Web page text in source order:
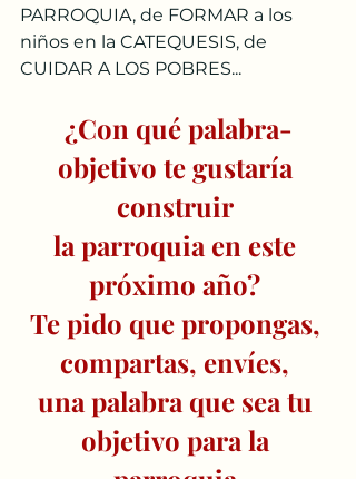
PARROQUIA, de FORMAR a los
niños en la CATEQUESIS, de
CUIDAR A LOS POBRES...
¿Con qué palabra-
objetivo te gustaría
construir
la parroquia en este
próximo año?
Te pido que propongas,
compartas, envíes,
una palabra que sea tu
objetivo para la